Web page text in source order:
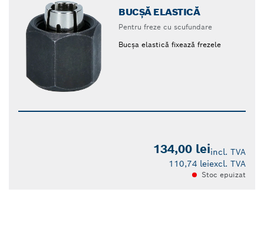
BUCȘĂ ELASTICĂ
Pentru freze cu scufundare
Bucșa elastică fixează frezele
134,00 leiincl. TVA
110,74 leiexcl. TVA
Stoc epuizat